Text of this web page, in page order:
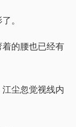
。
的腰也已经有
尘忽觉视线内